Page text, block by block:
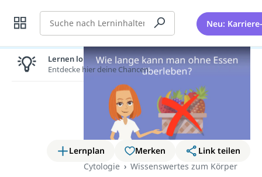
Suche Neu:
Lernplan Merken
Link teilen
Cytologie
Wissenswertes zum Körper
Lernen lohnt sich!
Entdecke hier deine Chancen.